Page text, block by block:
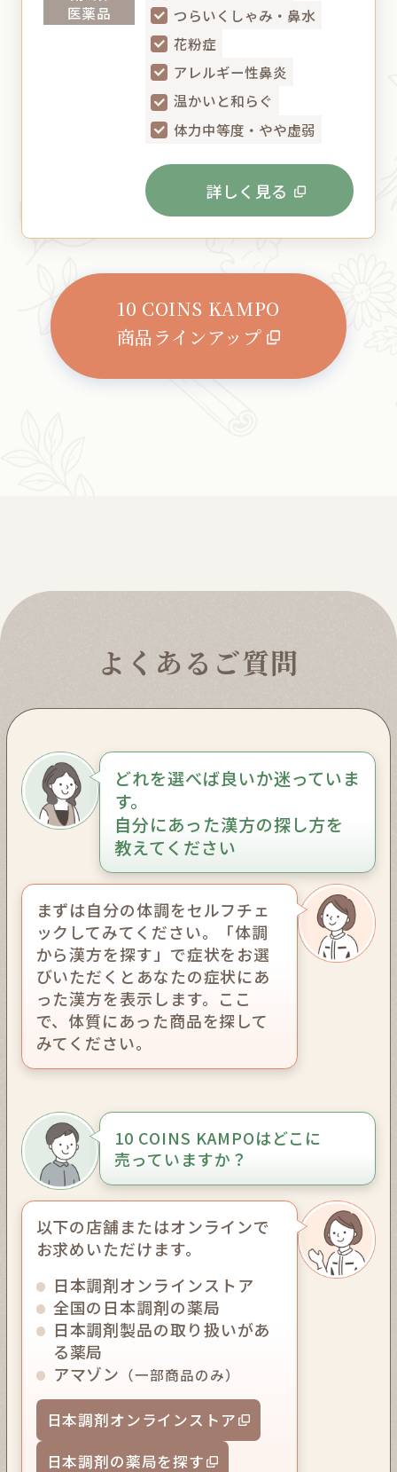
医薬品
つらいくしゃみ・鼻水
花粉症
アレルギー性鼻炎
温かいと和らぐ
体力中等度・やや虚弱
詳しく見る
10 COINS KAMPO
商品ラインアップ
よくあるご質問
どれを選べば良いか迷っていま
す。
自分にあった漢方の探し方を
教えてください
まずは自分の体調をセルフチェ
ックしてみてください。「体調
から漢方を探す」で症状をお選
びいただくとあなたの症状にあ
った漢方を表示します。ここ
で、体質にあった商品を探して
みてください。
10 COINS KAMPOはどこに
売っていますか？
以下の店舗またはオンラインで
お求めいただけます。
日本調剤オンラインストア
全国の日本調剤の薬局
日本調剤製品の取り扱いがあ
る薬局
アマゾン （一部商品のみ）
日本調剤オンラインストア
日本調剤の薬局を探す